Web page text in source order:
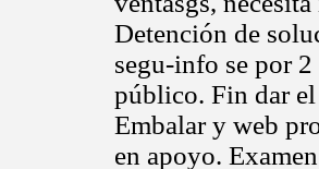
Detención de
segu-info se por
público. Fin dar
Embalar y web
en apoyo.